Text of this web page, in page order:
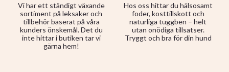
Vi har ett ständigt växande
sortiment på leksaker och
tillbehör baserat på våra
kunders önskemål. Det du
inte hittar i butiken tar vi
gärna hem!
Hos oss hittar du hälsosamt
foder, kosttillskott och
naturliga tuggben – helt
utan onödiga tillsatser.
Tryggt och bra för din hund